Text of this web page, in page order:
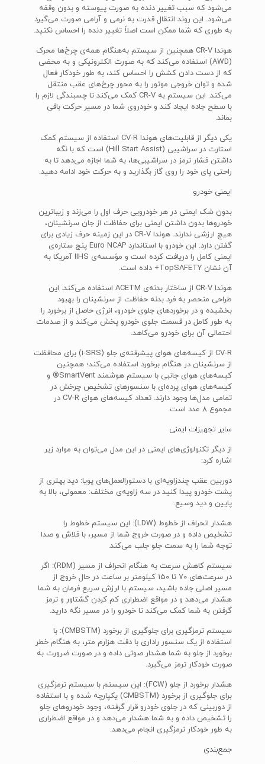
می‌شود که سبب تغییر دنده به صورت پیوسته و بدون وقفه
می‌شود. این روند انتقال قدرت به نرمی و آرامی صورت می‌گیرد
به طوری که شما ممکن است اصلاً تغییر دنده را احساس نکنید.
هوندا CR-V همچنین از سیستم به‌هنگام همه‌ی چرخ‌ها محرک
(AWD) استفاده می‌کند که به صورت الکترونیکی و به محضی
که از دست دادن کشش را احساس کند، به طور خودکار فعال
شده و توان خروجی موتور را به محور چرخ‌های عقب منتقل
می‌کند. این سیستم به CR-V کمک می‌کند تا چسبندگی لازم را
با سطح جاده ایجاد کند و خودروی شما در مسیر حرکت باقی
بماند.
یکی دیگر از قابلیت‌های هوندا CV-R استفاده از سیستم کمک
استارت در سراشیبی (Hill Start Assist) است که با نگه
داشتن فشار ترمز در سراشیبی‌ها، به شما اجازه می‌دهد تا به
راحتی پای خود را روی گاز بگذارید و به حرکت خود ادامه دهید.
ایمنی خودرو
بدون شک ایمنی در هر خودرویی حرف اول را می‌زند و زیباترین
خودروها بدون داشتن ایمنی برای حفاظت از جان سرنشینان،
هیچ ارزشی ندارند. هوندا CR-V در این زمینه حرف زیادی برای
گفتن دارد. این خودرو با استاندارد Euro NCAP پنج ستاره‌ی
ایمنی کامل را دریافت کرده است و مؤسسه‌ی IIHS آمریکا به
آن نشان TopSAFETY+ داده است.
هوندا CR-V از ساختار بدنه‌ی ACETM استفاده می‌کند. این
طراحی منحصر به فرد بدنه حفاظت از سرنشینان را بهبود
بخشیده و در برخوردهای جلوی خودرو، انرژی حاصل از برخورد را
به طور کامل در قسمت جلوی خودرو پخش می‌کند و از صدمات
احتمالی آن برای خودرو می‌کاهد.
CV-R از کیسه‌های هوای پیشرفته‌ی جلو (i-SRS) برای محافظت
از سرنشینان در هنگام برخورد استفاده می‌کند؛ همچنین
کیسه‌های هوای جانبی با سیستم هوشمند SmartVent® و
کیسه‌های هوای پرده‌ای با سنسورهای تشخیص چرخش در
تمامی مدل‌ها وجود دارند. تعداد کیسه‌های هوای CV-R در
مجموع 8 عدد است.
سایر تجهیزات ایمنی
از دیگر تکنولوژی‌های ایمنی در این مدل می‌توان به موارد زیر
اشاره کرد:
دوربین عقب چندزاویه‌ای با دستورالعمل‌های پویا: دید بهتری از
پشت خودرو پیدا کنید در سه زاویه‌ی مختلف: معمولی، بالا به
پایین و دید وسیع.
هشدار انحراف از خطوط (LDW): این سیستم خطوط را
تشخیص داده و در صورت خروج شما از مسیر، با فلاش و صدا
توجه شما را به سمت جلو جلب می‌کند.
سیستم کاهش سرعت به هنگام انحراف از مسیر (RDM): اگر
در سرعت‌های 70 تا 150 کیلومتر بر ساعت در حال خروج از
مسیر اصلی جاده باشید، سیستم با لرزش سریع فرمان به شما
هشدار می‌دهد و در مواقع اضطراری کم کردن گشتاور و ترمز
گرفتن به شما کمک می‌کند تا خودرو را در مسیر نگه دارید.
سیستم ترمزگیری برای جلوگیری از برخورد (CMBSTM): با
استفاده از یک سنسور راداری با دقت هزارم متر، به هنگام خطر
برخورد از جلو به شما هشدار صوتی داده و در صورت ضرورت به
صورت خودکار ترمز می‌گیرد.
هشدار برخورد از جلو (FCW): این سیستم با سیستم ترمزگیری
برای جلوگیری از برخورد (CMBSTM) یکپارچه شده و با استفاده
از دوربینی که در جلوی خودرو قرار گرفته، وجود خودروهای جلو
را تشخیص داده و به شما هشدار می‌دهد و در مواقع اضطراری
به طور خودکار ترمزگیری انجام می‌دهد.
جمع‌بندی